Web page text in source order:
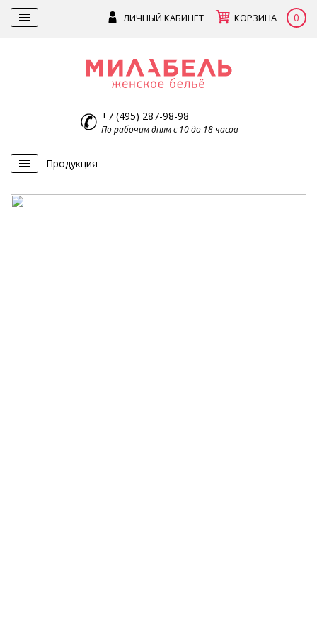
ЛИЧНЫЙ КАБИНЕТ КОРЗИНА 0
+7 (495) 287-98-98
По рабочим дням с 10 до 18 часов
Продукция